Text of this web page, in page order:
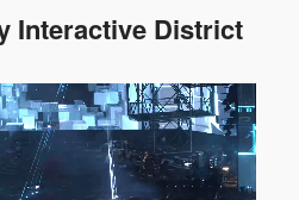
Interactive District